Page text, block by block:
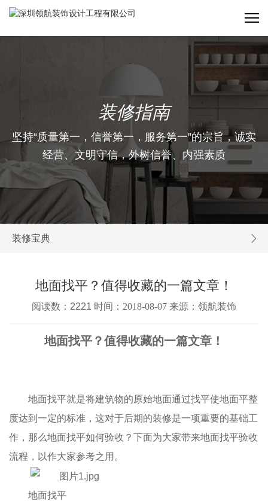
装修指南
坚持“质量第一，信誉第一，服务第一”的宗旨，诚实
经营、文明守信，外树信誉、内强素质
装修宝典
地面找平？值得收藏的一篇文章！
阅读数：2221 时间： 2018-08-07 来源：领航装饰
地面找平？值得收藏的一篇文章！
地面找平就是将建筑物的原始地面通过找平使地面平整
度达到一定的标准，这对于后期的装修是一项重要的基础工
作，那么地面找平如何验收？下面为大家带来地面找平验收
流程，以作大家参考之用。
地面找平